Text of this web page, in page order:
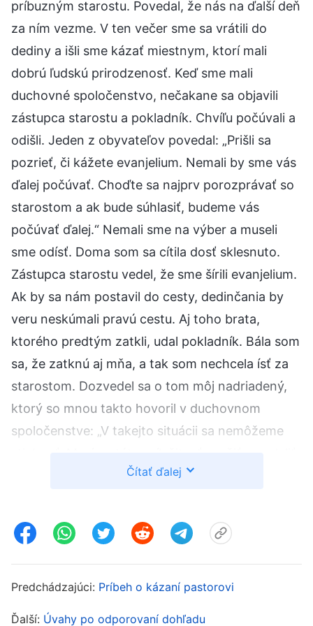
príbuzným starostu. Povedal, že nás na ďalší deň
za ním vezme. V ten večer sme sa vrátili do
dediny a išli sme kázať miestnym, ktorí mali
dobrú ľudskú prirodzenosť. Keď sme mali
duchovné spoločenstvo, nečakane sa objavili
zástupca starostu a pokladník. Chvíľu počúvali a
odišli. Jeden z obyvateľov povedal: „Prišli sa
pozrieť, či kážete evanjelium. Nemali by sme vás
ďalej počúvať. Choďte sa najprv porozprávať so
starostom a ak bude súhlasiť, budeme vás
počúvať ďalej.“ Nemali sme na výber a museli
sme odísť. Doma som sa cítila dosť sklesnuto.
Zástupca starostu vedel, že sme šírili evanjelium.
Ak by sa nám postavil do cesty, dedinčania by
veru neskúmali pravú cestu. Aj toho brata,
ktorého predtým zatkli, udal pokladník. Bála som
sa, že zatknú aj mňa, a tak som nechcela ísť za
starostom. Dozvedel sa o tom môj nadriadený,
ktorý so mnou takto hovoril v duchovnom
spoločenstve: „V takejto situácii sa nemôžeme
sa s nimi o evanjelium. Ak si splníme svoje
evanjelium prijmú alebo nie.“ Presne vtedy som
pomyslela na úryvok Božích slov, ktorý som už
čítala: „Pri šírení evanjelia si ľudia musia splniť
svoju zodpovednosť a horlivo sa zaoberať
každým potenciálnym príjemcom evanjelia. Boh
Čítať ďalej
Predchádzajúci: Príbeh o kázaní pastorovi
Ďalší: Úvahy po odporovaní dohľadu